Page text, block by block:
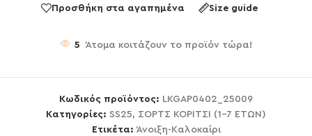
Προσθήκη στα αγαπημένα Size guide
5 Άτομα κοιτάζουν το προϊόν τώρα!
Κωδικός προϊόντος: LKGAP0402_25009
Κατηγορίες: SS25, ΣΟΡΤΣ ΚΟΡΙΤΣΙ (1-7 ΕΤΩΝ)
Ετικέτα: Άνοιξη-Καλοκαίρι